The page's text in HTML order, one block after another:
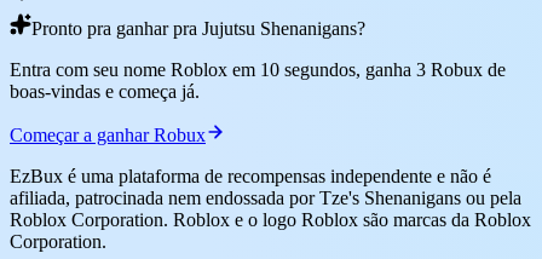
Pronto pra ganhar pra Jujutsu Shenanigans?
Entra com seu nome Roblox em 10 segundos, ganha 3 Robux de
boas-vindas e começa já.
Começar a ganhar Robux
EzBux é uma plataforma de recompensas independente e não é
afiliada, patrocinada nem endossada por Tze's Shenanigans ou pela
Roblox Corporation. Roblox e o logo Roblox são marcas da Roblox
Corporation.